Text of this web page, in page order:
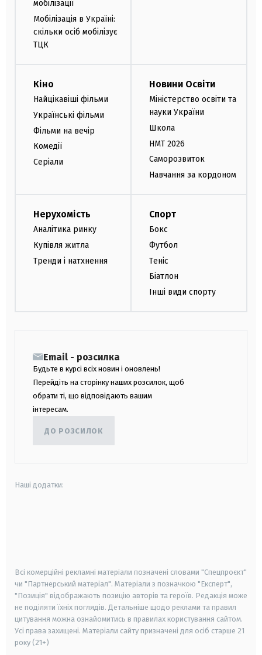
мобілізації
Мобілізація в Україні:
скільки осіб мобілізує
ТЦК
Кіно
Найцікавіші фільми
Українські фільми
Фільми на вечір
Комедії
Серіали
Новини Освіти
Міністерство освіти та
науки України
Школа
НМТ 2026
Саморозвиток
Навчання за кордоном
Нерухомість
Аналітика ринку
Купівля житла
Тренди і натхнення
Спорт
Бокс
Футбол
Теніс
Біатлон
Інші види спорту
Email - розсилка
Будьте в курсі всіх новин і оновлень!
Перейдіть на сторінку наших розсилок, щоб
обрати ті, що відповідають вашим
інтересам.
ДО РОЗСИЛОК
Наші додатки:
Всі комерційні рекламні матеріали позначені словами "Спецпроєкт"
чи "Партнерський матеріал". Матеріали з позначкою "Експерт",
"Позиція" відображають позицію авторів та героїв. Редакція може
не поділяти їхніх поглядів. Детальніше щодо реклами та правил
цитування можна ознайомитись в правилах користування сайтом.
Усі права захищені. Матеріали сайту призначені для осіб старше 21
року (21+)